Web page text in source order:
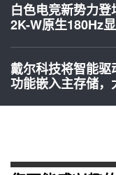
白色电竞新势力
2K-W原生180Hz
戴尔科技将智能
功能嵌入主存储